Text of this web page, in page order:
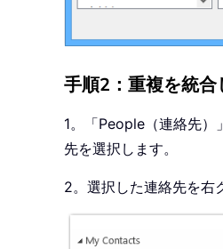
手順2：重複を統
1。「People（連絡先
先を選択します。
2。選択した連絡先を右